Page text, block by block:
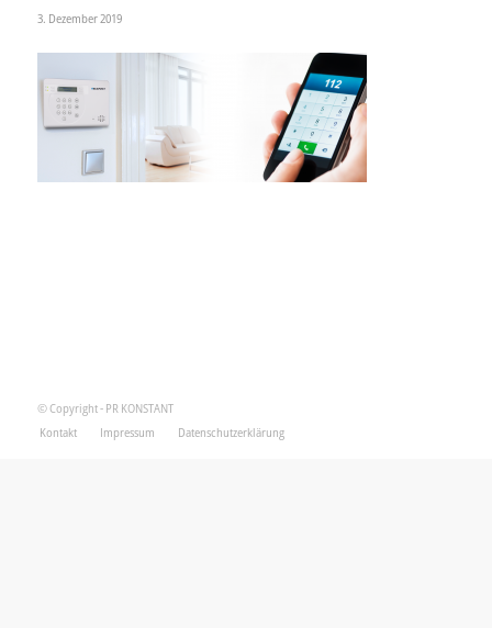
3. Dezember 2019
© Copyright - PR KONSTANT
Kontakt
Impressum Datenschutzerklärung